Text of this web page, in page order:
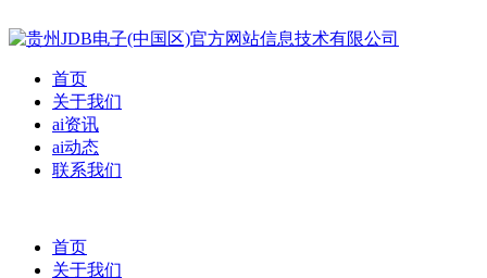
首页
关于我们
ai资讯
ai动态
联系我们
首页
关于我们